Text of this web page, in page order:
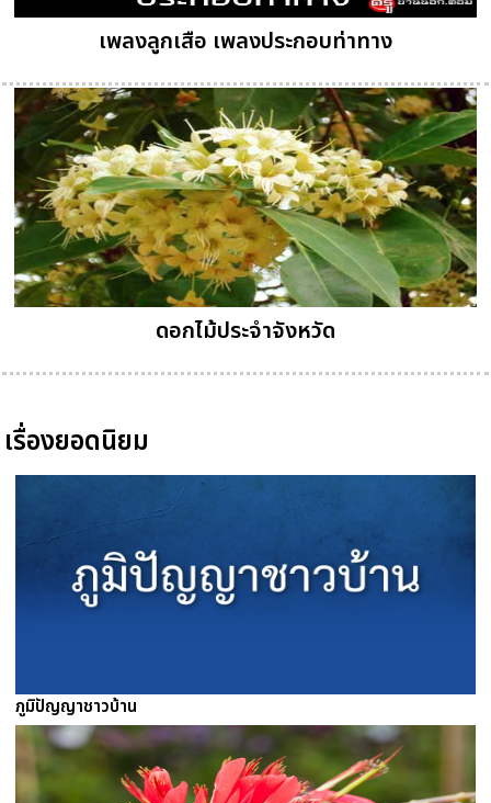
เพลงลูกเสือ เพลงประกอบท่าทาง
ดอกไม้ประจำจังหวัด
เรื่องยอดนิยม
ภูมิปัญญาชาวบ้าน